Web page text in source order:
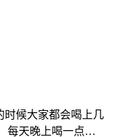
时候大家都会喝上几
每天晚上喝一点…